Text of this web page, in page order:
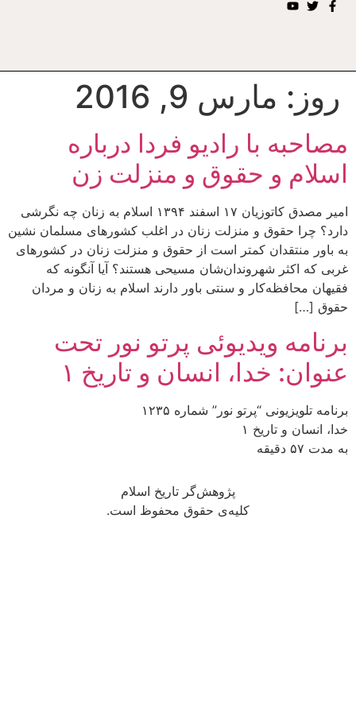
روز: مارس 9, 2016
مصاحبه با رادیو فردا درباره
اسلام و حقوق و منزلت زن
امير مصدق کاتوزيان ۱۷ اسفند ۱۳۹۴ اسلام به زنان چه نگرشی
دارد؟ چرا حقوق و منزلت زنان در اغلب کشورهای مسلمان نشین
به باور منتقدان کمتر است از حقوق و منزلت زنان در کشورهای
غربی که اکثر شهروندان‌شان مسیحی هستند؟ آیا آنگونه که
فقیهان محافظه‌کار و سنتی باور دارند اسلام به زنان و مردان
حقوق […]
برنامه ويديوئى پرتو نور تحت
عنوان: خدا، انسان و تاريخ ۱
برنامه تلويزيونى “پرتو نور” شماره ۱۲۳۵
خدا، انسان و تاريخ ۱
به مدت ۵۷ دقيقه
پژوهش‌گر تاریخ اسلام
کلیه‌ی حقوق محفوظ است.